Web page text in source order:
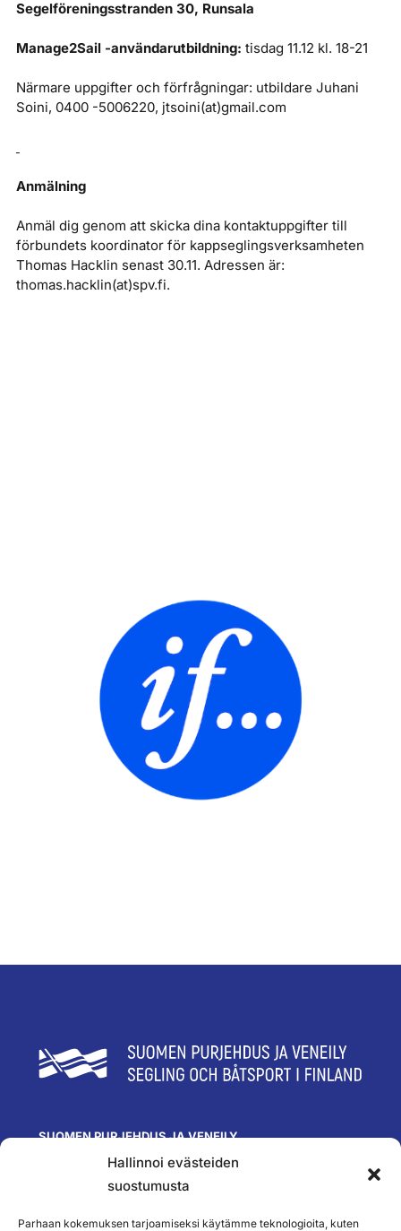
Hallinnoi evästeiden
suostumusta
Parhaan kokemuksen tarjoamiseksi käytämme teknologioita, kuten
Segelföreningsstranden 30, Runsala
Manage2Sail -användarutbildning: tisdag 11.12 kl. 18-21
Närmare uppgifter och förfrågningar: utbildare Juhani
Soini, 0400 -5006220, jtsoini(at)gmail.com
Anmälning
Anmäl dig genom att skicka dina kontaktuppgifter till
förbundets koordinator för kappseglingsverksamheten
Thomas Hacklin senast 30.11. Adressen är:
thomas.hacklin(at)spv.fi.
SUOMEN PURJEHDUS JA VENEILY
Olympiastadion
Paavo Nurmen tie 1